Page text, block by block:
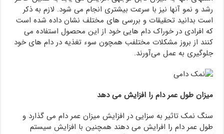
رشد و نمو آنها نیز با سرعت بیشتری انجام می شود. لازم به ذکر
است بدانید تحقیقات و بررسی های مختلف نشان داده شده است
که افرادی در خوراک دام هایی خود از این محصول استفاده می
کنند از بروز مشکلات مختلفب همچون سوء تغذیه در دام های خود
جلوگیری به عمل می‌آورند.
میزان طول عمر دام را افزایش می دهد
سنگ نمک تاثیر به سزایی در افزایش میزان عمر دام می گذارد و
طول عمر دام را افرایش می دهند همچنین با افزایش سیستم